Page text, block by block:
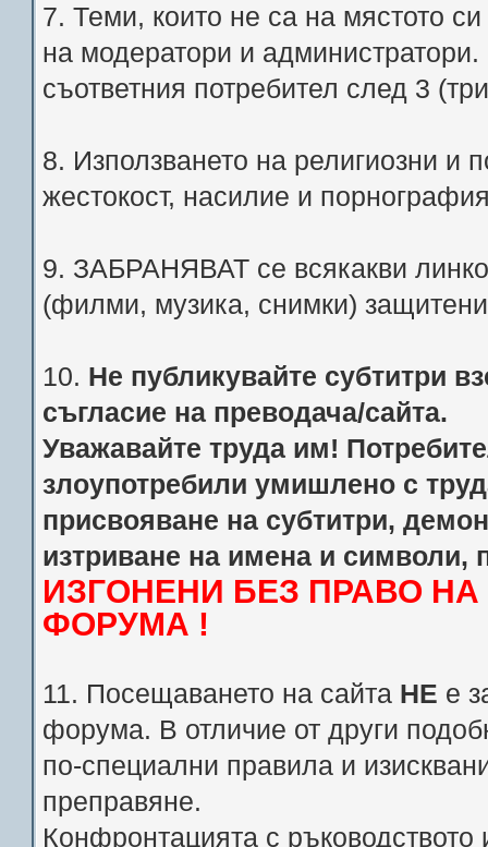
7. Теми, които не са на мястото
на модератори и
съответния потребител след 3
8. Използването на религиозни и
жестокост, насилие и
9. ЗАБРАНЯВАТ се всякакви
(филми, музика, снимки) защитени
10. Не публикувайте субтитри
съгласие на преводача/сайта.
Уважавайте труда им!
злоупотребили умишлено с
присвояване на субтитри,
изтриване на имена и
ИЗГОНЕНИ БЕЗ ПРАВО
ФОРУМА !
11. Посещаването на сайта НЕ е
форума. В отличие от други
по-специални правила и
преправяне.
Конфронтацията с